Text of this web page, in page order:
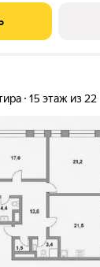
Квартира, в
15 этаж из 22